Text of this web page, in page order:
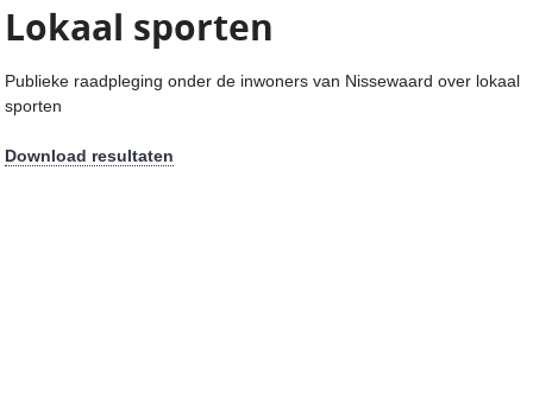
Lokaal sporten
Publieke raadpleging onder de inwoners van Nissewaard over lokaal
sporten
Download resultaten